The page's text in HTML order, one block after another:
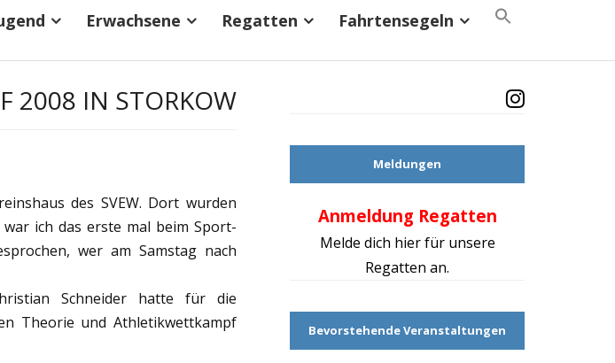
Erwachsene Regatten Fahrtensegeln
2008 IN STORKOW
des SVEW. Dort wurden
ich das erste mal beim Sport-
wer am Samstag nach
Schneider hatte für die
Theorie und Athletikwettkampf
Meldungen
Anmeldung Regatten
Melde dich hier für unsere
Regatten an.
Bevorstehende Veranstaltungen